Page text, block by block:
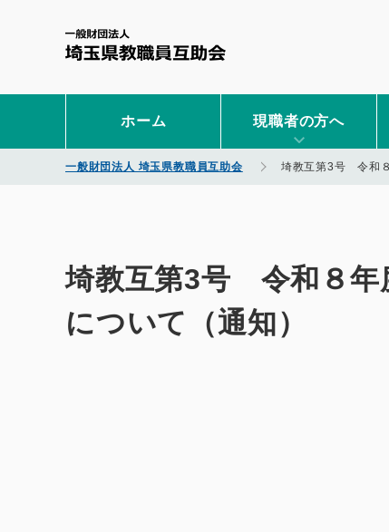
ホーム 現職者の方へ
一般財団法人 埼玉県教職員互助会 埼教互第3号 令和８
埼教互第3号 令和８年
について（通知）